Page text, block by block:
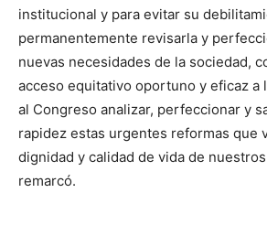
institucional y para evitar su
permanentemente revisarla y
nuevas necesidades de la sociedad,
acceso equitativo oportuno y eficaz a
al Congreso analizar, perfeccionar y
rapidez estas urgentes reformas que
dignidad y calidad de vida de
remarcó.